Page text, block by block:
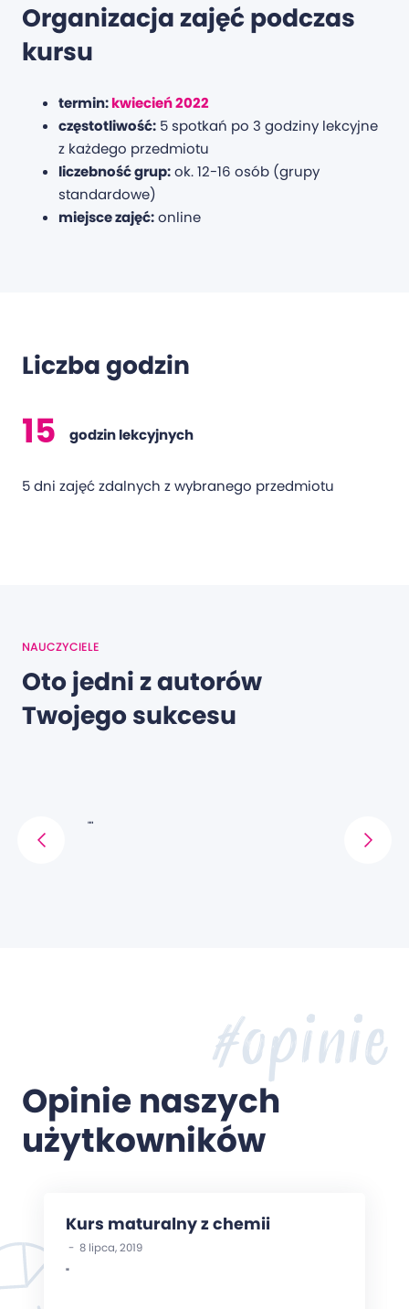
Organizacja zajęć podczas
kursu
termin:kwiecień 2022
częstotliwość: 5 spotkań po 3 godziny lekcyjne
z każdego przedmiotu
liczebność grup:ok. 12-16 osób (grupy
standardowe)
miejsce zajęć:online
Liczba godzin
15 godzin lekcyjnych
5 dni zajęć zdalnych z wybranego przedmiotu
NAUCZYCIELE
Oto jedni z autorów
Twojego sukcesu
""
Opinie naszych
użytkowników
#opinie
Kurs maturalny z chemii
- 8 lipca, 2019
"